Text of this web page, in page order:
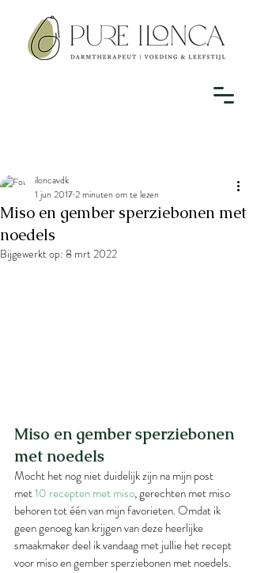
Miso en gember sperziebonen met
noedels
iloncavdk
1 jun 20172 minuten om te lezen
Bijgewerkt op: 8 mrt 2022
Miso en gember sperziebonen
met noedels
Mocht het nog niet duidelijk zijn na mijn post
met 10 recepten met miso, gerechten met miso
behoren tot één van mijn favorieten. Omdat ik
geen genoeg kan krijgen van deze heerlijke
smaakmaker deel ik vandaag met jullie het recept
voor miso en gember sperziebonen met noedels.